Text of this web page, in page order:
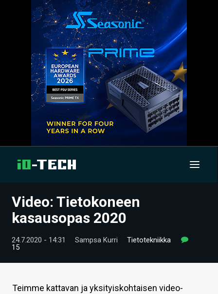
UUTISET
VIDEOT
Video: Tietokoneen
kasausopas 2020
24.7.2020 - 14:31 Sampsa Kurri
Tietotekniikka
15
Teimme kattavan ja yksityiskohtaisen video-